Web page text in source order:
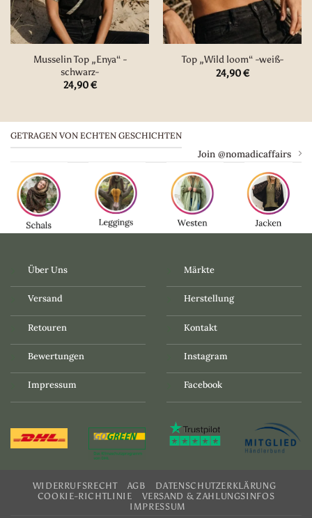
Musselin Top „Enya“ -
schwarz-
24,90€
Top „Wild loom“ -weiß-
24,90€
GETRAGEN VON ECHTEN GESCHICHTEN
Join @nomadicaffairs
Über Uns
Versand
Retouren
Bewertungen
Impressum
Märkte
Herstellung
Kontakt
Instagram
Facebook
WIDERRUFSRECHT AGB
DATENSCHUTZERKLÄRUNG
COOKIE-RICHTLINIE
VERSAND & ZAHLUNGSINFOS
IMPRESSUM